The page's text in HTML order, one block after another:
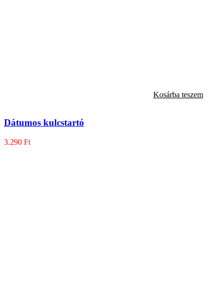
Kosárba teszem
Dátumos kulcstartó
3.290 Ft